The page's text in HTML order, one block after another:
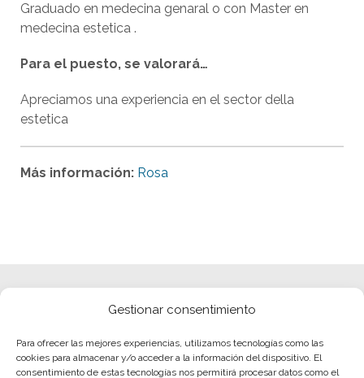
Gestionar consentimiento
Para ofrecer las mejores experiencias, utilizamos tecnologías como las
cookies para almacenar y/o acceder a la información del dispositivo. El
consentimiento de estas tecnologías nos permitirá procesar datos como el
Graduado en medecina genaral o con Master en
medecina estetica .
Para el puesto, se valorará…
Apreciamos una experiencia en el sector della
estetica
Más información: Rosa